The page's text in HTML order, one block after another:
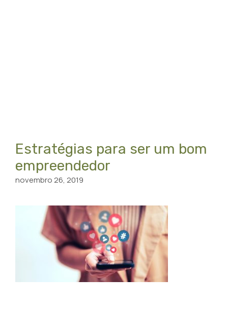
Estratégias para ser um bom
empreendedor
novembro 26, 2019